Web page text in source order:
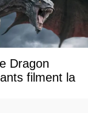
Dragon
filment la